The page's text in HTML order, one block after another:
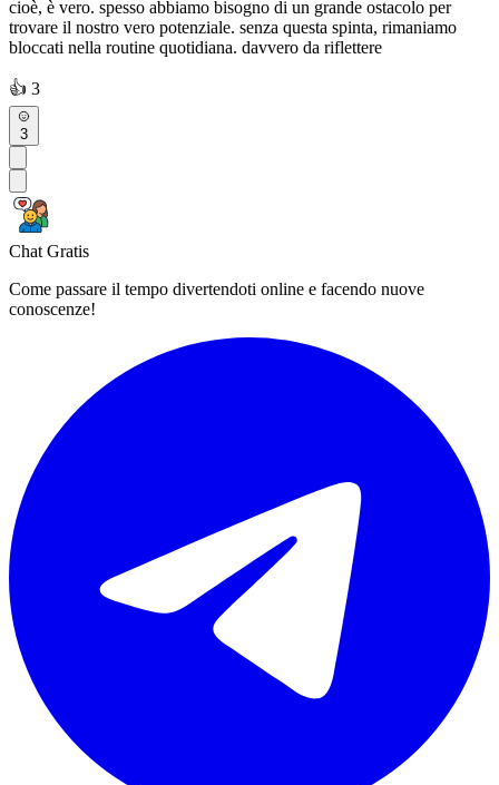
cioè, è vero. spesso abbiamo bisogno di un grande ostacolo per
trovare il nostro vero potenziale. senza questa spinta, rimaniamo
bloccati nella routine quotidiana. davvero da riflettere
👍 3
3
Chat Gratis
Come passare il tempo divertendoti online e facendo nuove
conoscenze!